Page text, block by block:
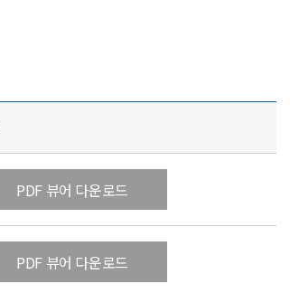
PDF 뷰어 다운로드
PDF 뷰어 다운로드